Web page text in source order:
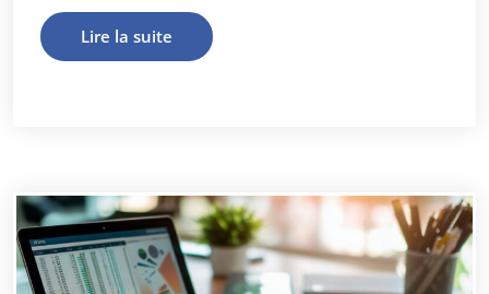
Lire la suite